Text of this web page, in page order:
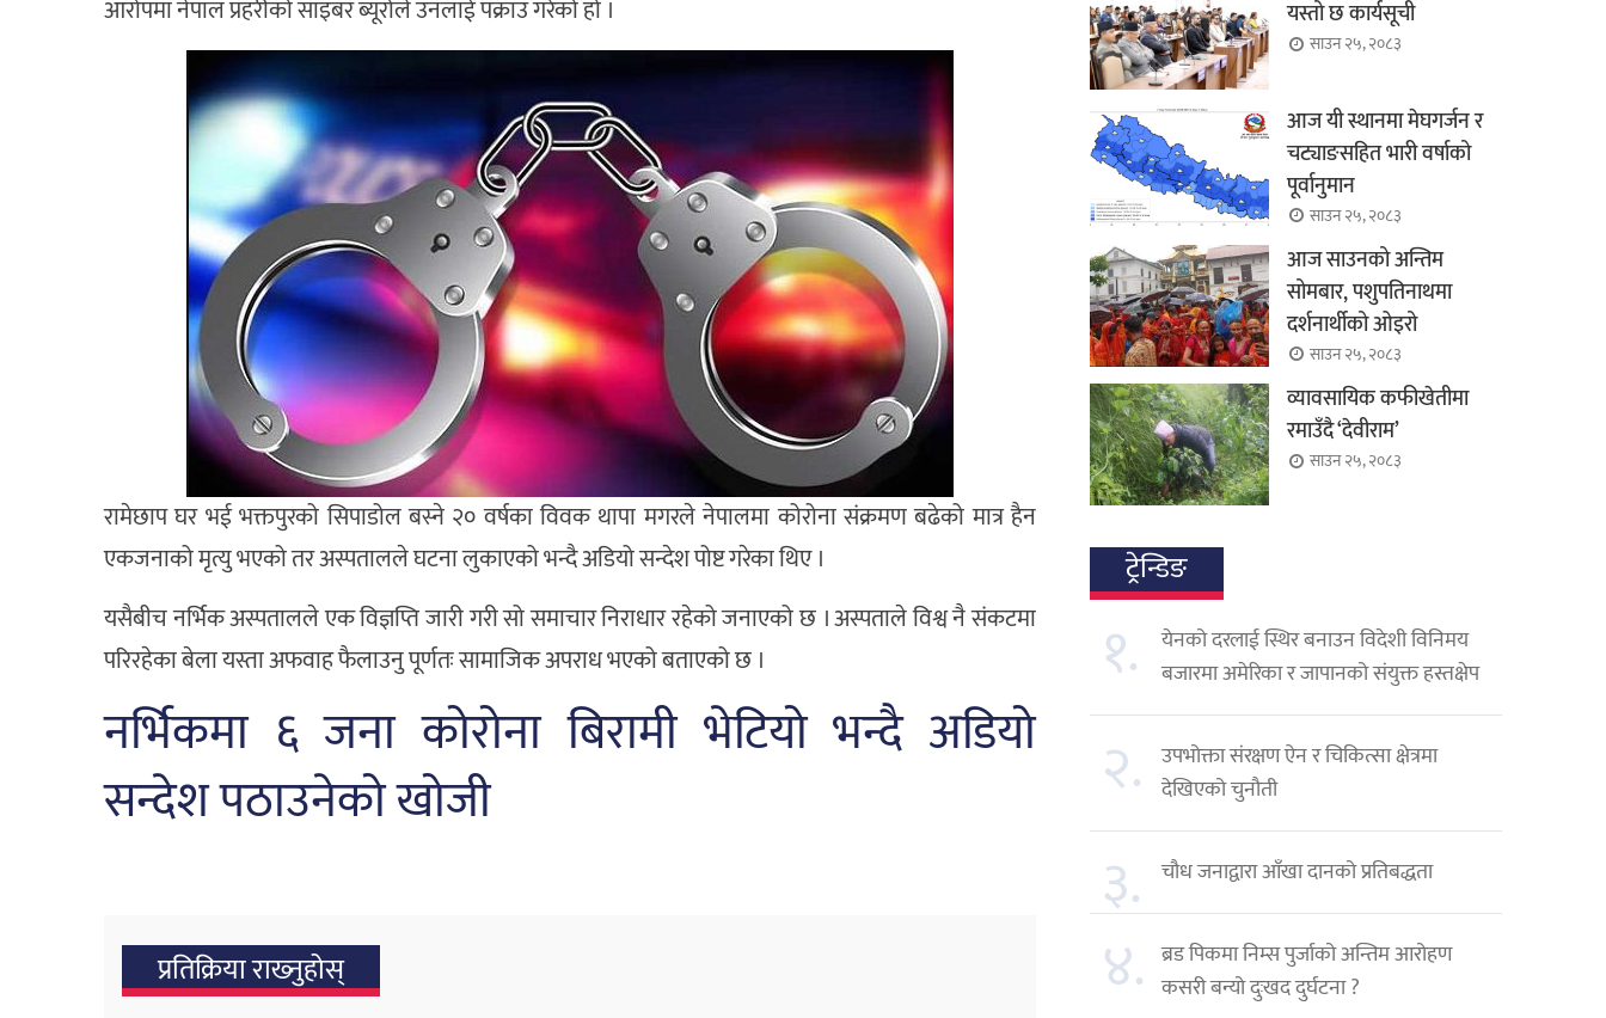
आरोपमा नेपाल प्रहरीको साइबर ब्यूरोले उनलाई पक्राउ गरेको हो ।
रामेछाप घर भई भक्तपुरको सिपाडोल बस्ने २० वर्षका विवक थापा मगरले नेपालमा कोरोना संक्रमण बढेको मात्र हैन
एकजनाको मृत्यु भएको तर अस्पतालले घटना लुकाएको भन्दै अडियो सन्देश पोष्ट गरेका थिए ।
यसैबीच नर्भिक अस्पतालले एक विज्ञप्ति जारी गरी सो समाचार निराधार रहेको जनाएको छ । अस्पताले विश्व नै संकटमा
परिरहेका बेला यस्ता अफवाह फैलाउनु पूर्णतः सामाजिक अपराध भएको बताएको छ ।
नर्भिकमा ६ जना कोरोना बिरामी भेटियो भन्दै अडियो
सन्देश पठाउनेको खोजी
प्रतिक्रिया राख्‍नुहोस्
यस्तो छ कार्यसूची
साउन २५, २०८३
आज यी स्थानमा मेघगर्जन र
चट्याङसहित भारी वर्षाको
पूर्वानुमान
साउन २५, २०८३
आज साउनको अन्तिम
सोमबार, पशुपतिनाथमा
दर्शनार्थीको ओइरो
साउन २५, २०८३
व्यावसायिक कफीखेतीमा
रमाउँदै ‘देवीराम’
साउन २५, २०८३
ट्रेन्डिङ
१.
येनको दरलाई स्थिर बनाउन विदेशी विनिमय
बजारमा अमेरिका र जापानको संयुक्त हस्तक्षेप
२.
उपभोक्ता संरक्षण ऐन र चिकित्सा क्षेत्रमा
देखिएको चुनौती
३. चौध जनाद्वारा आँखा दानको प्रतिबद्धता
४. ब्रड पिकमा निम्स पुर्जाको अन्तिम आरोहण
कसरी बन्यो दुःखद दुर्घटना ?